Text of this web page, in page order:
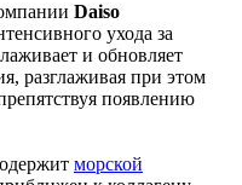
Daiso
ухода за
и обновляет
разглаживая при этом
появлению
морской